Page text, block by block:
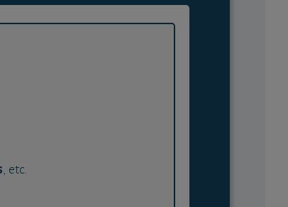
, etc.